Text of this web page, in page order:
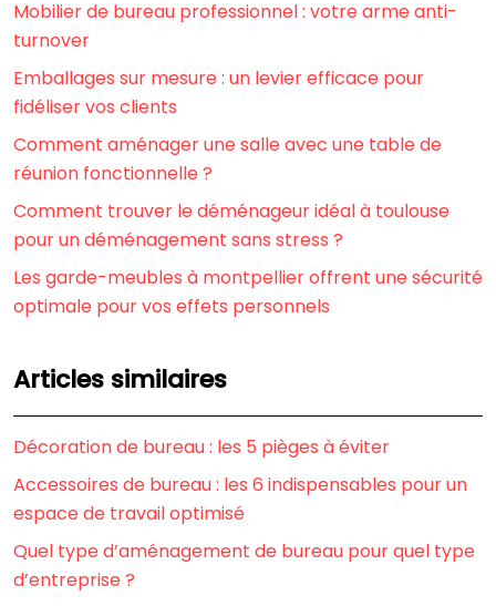
Mobilier de bureau professionnel : votre arme anti-
turnover
Emballages sur mesure : un levier efficace pour
fidéliser vos clients
Comment aménager une salle avec une table de
réunion fonctionnelle ?
Comment trouver le déménageur idéal à toulouse
pour un déménagement sans stress ?
Les garde-meubles à montpellier offrent une sécurité
optimale pour vos effets personnels
Articles similaires
Décoration de bureau : les 5 pièges à éviter
Accessoires de bureau : les 6 indispensables pour un
espace de travail optimisé
Quel type d’aménagement de bureau pour quel type
d’entreprise ?